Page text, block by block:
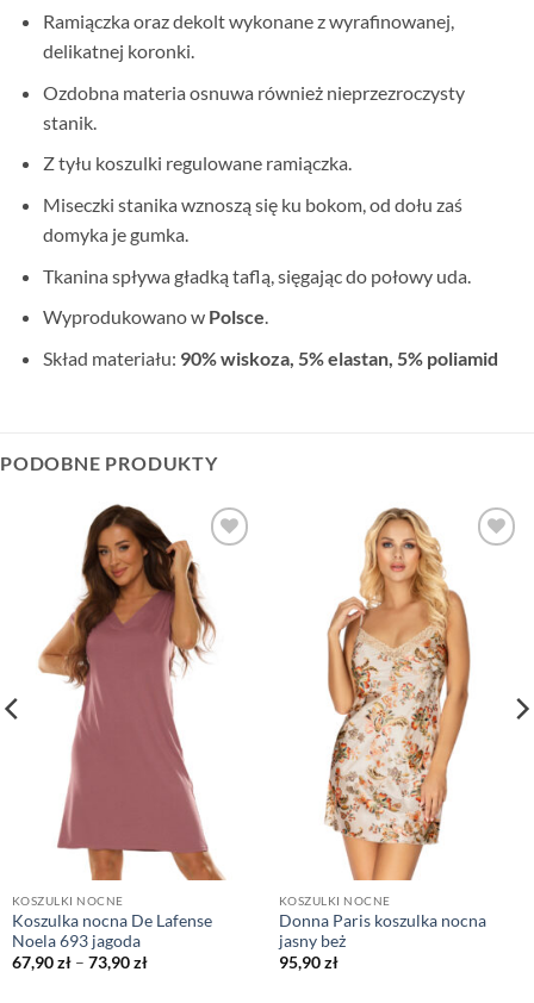
Ramiączka oraz dekolt wykonane z wyrafinowanej,
delikatnej koronki.
Ozdobna materia osnuwa również nieprzezroczysty
stanik.
Z tyłu koszulki regulowane ramiączka.
Miseczki stanika wznoszą się ku bokom, od dołu zaś
domyka je gumka.
Tkanina spływa gładką taflą, sięgając do połowy uda.
Wyprodukowano w Polsce.
Skład materiału: 90% wiskoza, 5% elastan, 5% poliamid
PODOBNE PRODUKTY
KOSZULKI NOCNE
Koszulka nocna De Lafense
Noela 693 jagoda
67,90zł – 73,90złZakres
KOSZULKI NOCNE
Donna Paris koszulka nocna
jasny beż
95,90zł